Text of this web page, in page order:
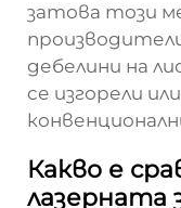
затова този
дебелини на
се изгорели
Какво е
лазерната